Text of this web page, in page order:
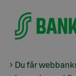
Du får